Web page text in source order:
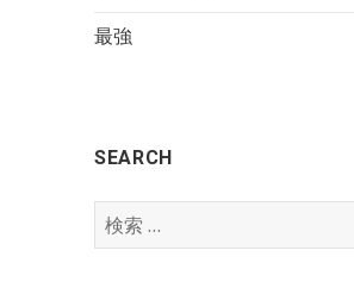
最強
SEARCH
検
索